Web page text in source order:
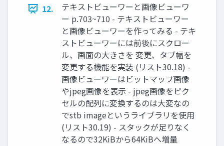
12.
テキストビューワーと画像ビューワ
ー p.703~710 - テキストビューワー
と画像ビューワーを作ってみる - テキ
ストビューワーには前後にスクロー
ル、画面の大きさを 変更、タブ幅を
変更する機能を実装 (リスト30.18) -
画像ビューワーはビットマップ画像
やjpeg画像を表示 - jpeg画像をピク
セルの配列に変換するのは大変なの
でstb imageというライブラリを使用
(リスト30.19) - スタックが足りなく
なるので32KiBから64KiBへ増量